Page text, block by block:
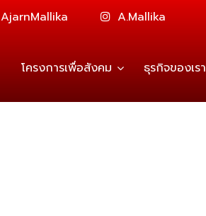
AjarnMallika A.Mallika
โครงการเพื่อสังคม ธุรกิจของเรา